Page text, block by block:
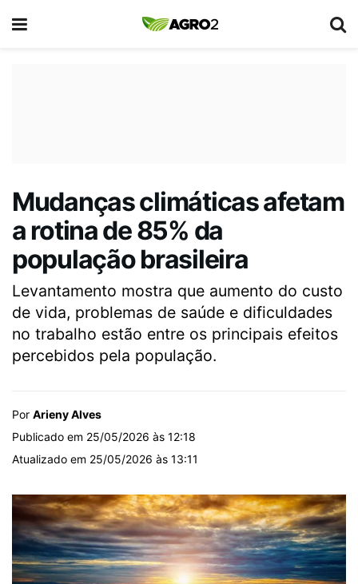
Mudanças climáticas afetam
a rotina de 85% da
população brasileira
Levantamento mostra que aumento do custo
de vida, problemas de saúde e dificuldades
no trabalho estão entre os principais efeitos
percebidos pela população.
Por Arieny Alves
Publicado em 25/05/2026 às 12:18
Atualizado em 25/05/2026 às 13:11